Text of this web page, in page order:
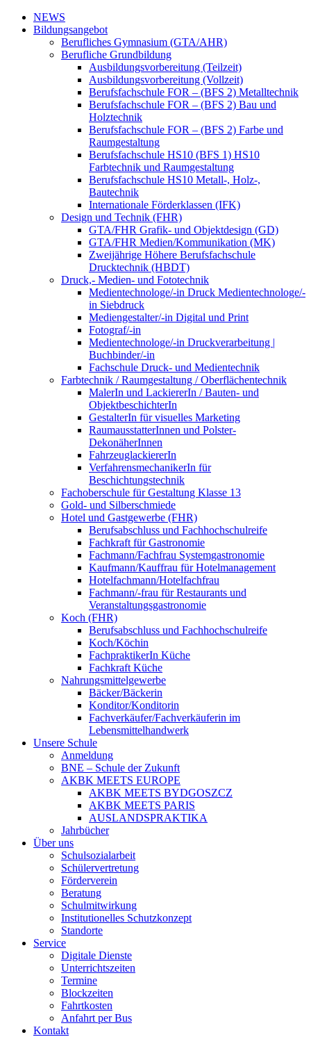
NEWS
Bildungsangebot
Berufliches Gymnasium (GTA/AHR)
Berufliche Grundbildung
Ausbildungsvorbereitung (Teilzeit)
Ausbildungsvorbereitung (Vollzeit)
Berufsfachschule FOR – (BFS 2) Metalltechnik
Berufsfachschule FOR – (BFS 2) Bau und
Holztechnik
Berufsfachschule FOR – (BFS 2) Farbe und
Raumgestaltung
Berufsfachschule HS10 (BFS 1) HS10
Farbtechnik und Raumgestaltung
Berufsfachschule HS10 Metall-, Holz-,
Bautechnik
Internationale Förderklassen (IFK)
Design und Technik (FHR)
GTA/FHR Grafik- und Objektdesign (GD)
GTA/FHR Medien/Kommunikation (MK)
Zweijährige Höhere Berufsfachschule
Drucktechnik (HBDT)
Druck,- Medien- und Fototechnik
Medientechnologe/-in Druck Medientechnologe/-
in Siebdruck
Mediengestalter/-in Digital und Print
Fotograf/-in
Medientechnologe/-in Druckverarbeitung |
Buchbinder/-in
Fachschule Druck- und Medientechnik
Farbtechnik / Raumgestaltung / Oberflächentechnik
MalerIn und LackiererIn / Bauten- und
ObjektbeschichterIn
GestalterIn für visuelles Marketing
RaumausstatterInnen und Polster-
DekonäherInnen
FahrzeuglackiererIn
VerfahrensmechanikerIn für
Beschichtungstechnik
Fachoberschule für Gestaltung Klasse 13
Gold- und Silberschmiede
Hotel und Gastgewerbe (FHR)
Berufsabschluss und Fachhochschulreife
Fachkraft für Gastronomie
Fachmann/Fachfrau Systemgastronomie
Kaufmann/Kauffrau für Hotelmanagement
Hotelfachmann/Hotelfachfrau
Fachmann/-frau für Restaurants und
Veranstaltungsgastronomie
Koch (FHR)
Berufsabschluss und Fachhochschulreife
Koch/Köchin
FachpraktikerIn Küche
Fachkraft Küche
Nahrungsmittelgewerbe
Bäcker/Bäckerin
Konditor/Konditorin
Fachverkäufer/Fachverkäuferin im
Lebensmittelhandwerk
Unsere Schule
Anmeldung
BNE – Schule der Zukunft
AKBK MEETS EUROPE
AKBK MEETS BYDGOSZCZ
AKBK MEETS PARIS
AUSLANDSPRAKTIKA
Jahrbücher
Über uns
Schulsozialarbeit
Schülervertretung
Förderverein
Beratung
Schulmitwirkung
Institutionelles Schutzkonzept
Standorte
Service
Digitale Dienste
Unterrichtszeiten
Termine
Blockzeiten
Fahrtkosten
Anfahrt per Bus
Kontakt